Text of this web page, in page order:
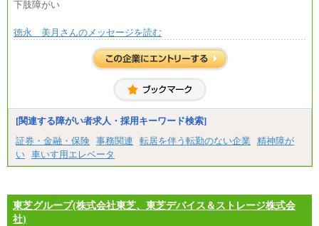
月給187,500円～(※1)、184,000円～(※2)、180,500円
～(※3)、170,500～(※4)、168,000円～（※5）
※1…東京都、埼玉県、千葉県、神奈川県
※2…大阪府、京都府、兵庫県、滋賀県
※4…北海道、宮城県、栃木県、群馬県、長野県、新
香川県、福岡県
※5…青森県、鳥取県、島根県、愛媛県、高知県、大
分県、長崎県、熊本県、宮崎県、鹿児島県、沖縄
県、福島県、山形県
◆パート・アルバイト
【エアサーブ】
下肢障がい
徳永 美月さんのメッセージを読む
[関連する障がい者求人・採用キーワード検索]
証券・金融・保険 事務関連 転居を伴う転勤のない企業
精神障が
い 車いす用エレベータ
東芝グループ(株式会社東芝、東芝デバイス＆ストレージ株式会
社)